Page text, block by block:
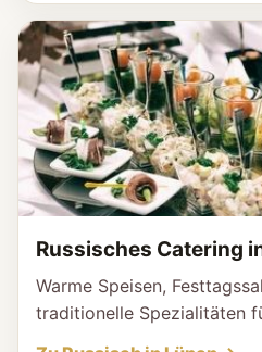
Russisches Catering
Warme Speisen,
traditionelle Spezialitäten